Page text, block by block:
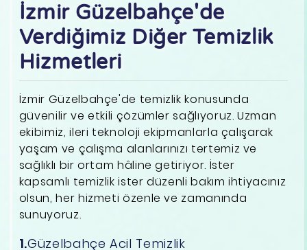
İzmir Güzelbahçe'de
Verdiğimiz Diğer Temizlik
Hizmetleri
İzmir Güzelbahçe'de temizlik konusunda
güvenilir ve etkili çözümler sağlıyoruz. Uzman
ekibimiz, ileri teknoloji ekipmanlarla çalışarak
yaşam ve çalışma alanlarınızı tertemiz ve
sağlıklı bir ortam hâline getiriyor. İster
kapsamlı temizlik ister düzenli bakım ihtiyacınız
olsun, her hizmeti özenle ve zamanında
sunuyoruz.
Güzelbahçe Acil Temizlik